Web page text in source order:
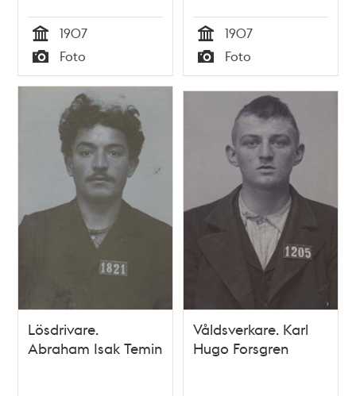
Tid
1907
Typ
Foto Tid
1907
Typ
Foto
Lösdrivare.
Abraham Isak Temin
Våldsverkare. Karl
Hugo Forsgren